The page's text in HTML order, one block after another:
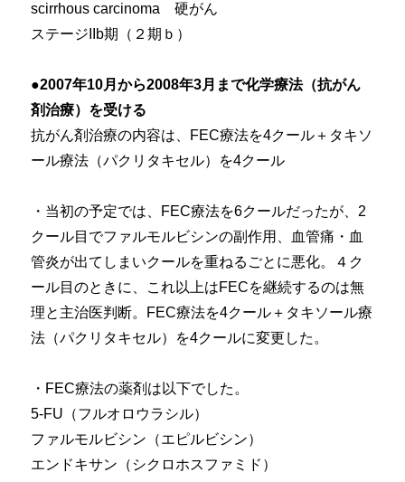
scirrhous carcinoma 硬がん
ステージIIb期（２期ｂ）
●2007年10月から2008年3月まで化学療法（抗がん
剤治療）を受ける
抗がん剤治療の内容は、FEC療法を4クール＋タキソ
ール療法（パクリタキセル）を4クール
・当初の予定では、FEC療法を6クールだったが、2
クール目でファルモルビシンの副作用、血管痛・血
管炎が出てしまいクールを重ねるごとに悪化。４ク
ール目のときに、これ以上はFECを継続するのは無
理と主治医判断。FEC療法を4クール＋タキソール療
法（パクリタキセル）を4クールに変更した。
・FEC療法の薬剤は以下でした。
5-FU（フルオロウラシル）
ファルモルビシン（エピルビシン）
エンドキサン（シクロホスファミド）